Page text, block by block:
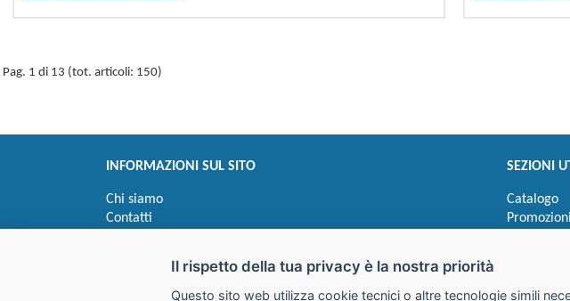
Pag. 1 di 13 (tot. articoli: 150)
INFORMAZIONI SUL SITO
Chi siamo
Contatti
SEZIONI
Catalogo
Promozioni
Il rispetto della tua privacy è la nostra priorità
Questo sito web utilizza cookie tecnici o altre tecnologie simili